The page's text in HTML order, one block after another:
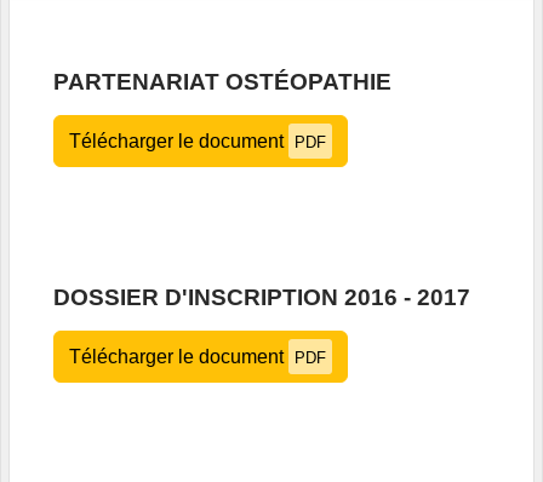
PARTENARIAT OSTÉOPATHIE
Télécharger le document PDF
DOSSIER D'INSCRIPTION 2016 - 2017
Télécharger le document PDF